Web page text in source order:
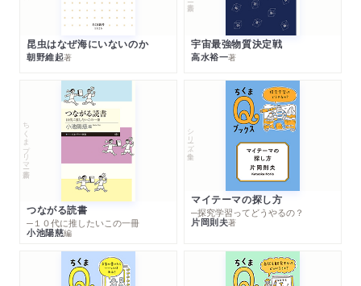
昆虫はなぜ海にいないのか
朝野維起著
宇宙最強物質決定戦
高水裕一著
ちくまプリマー新書
つながる読書
─１０代に推したいこの一冊
小池陽慈編
シリーズ・全集
マイテーマの探し方
─探究学習ってどうやるの？
片岡則夫著